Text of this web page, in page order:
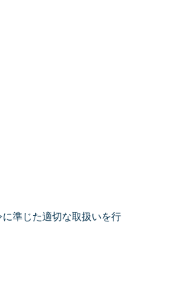
準じた適切な取扱いを行